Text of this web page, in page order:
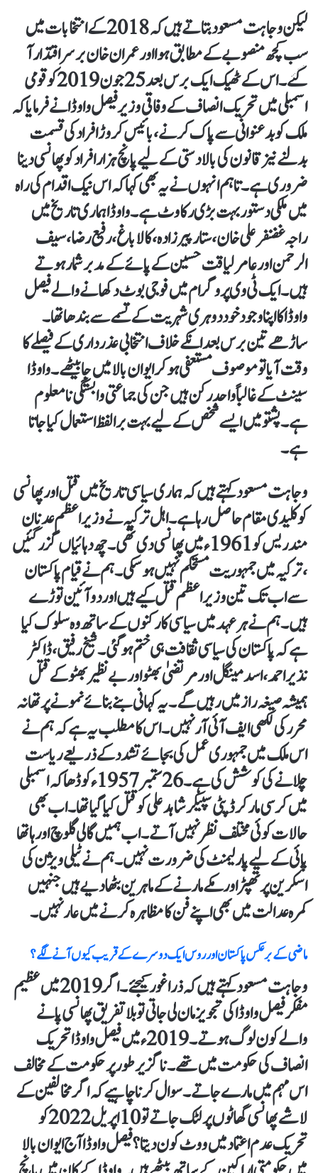
لیکن وجاہت مسعود بتاتے ہیں کہ 2018 کے انتخابات میں
سب کچھ منصوبے کے مطابق ہوا اور عمران خان برسر اقتدار آ
گئے۔ اس کے ٹھیک ایک برس بعد 25 جون 2019 کو قومی
اسمبلی میں تحریک انصاف کے وفاقی وزیر فیصل واوڈا نے فرمایا کہ
ملک کو بدعنوانی سے پاک کرنے، بائیس کروڑ افراد کی قسمت
بدلنے نیز قانون کی بالادستی کے لیے پانچ ہزار افراد کو پھانسی دینا
ضروری ہے۔ تاہم انہوں نے یہ بھی کہا کہ اس نیک اقدام کی راہ
میں ملکی دستور بہت بڑی رکاوٹ ہے۔ واوڈا ہماری تاریخ میں
راجہ غضنفر علی خان ،ستار پیرزادہ، کالا باغ ،رفیع رضا ، سیف
الرحمن اور عامر لیاقت حسین کے پائے کے مدبر شمار ہوتے
ہیں۔ ایک ٹی وی پروگرام میں فوجی بوٹ دکھانے والے فیصل
واوڈا کا اپنا وجود خود دوہری شہریت کے تسمے سے بندھا تھا۔
ساڑھے تین برس بعد انکے خلاف انتخابی عذرداری کے فیصلے کا
وقت آیا تو موصوف مستعفی ہوکر ایوان بالا میں جا بیٹھے۔ واوڈا
سینٹ کے غالباً واحد رکن ہیں جن کی جماعتی وابستگی نامعلوم
ہے۔ پشتو میں ایسے شخص کے لیے بہت برا لفظ استعمال کیا جاتا
ہے۔
وجاہت مسعود کہتے ہیں کہ ہماری سیاسی تاریخ میں قتل اور پھانسی
کو کلیدی مقام حاصل رہا ہے۔ اہل ترکیہ نے وزیراعظم عدنان
مندریس کو 1961 ء میں پھانسی دی تھی۔ چھ دہائیاں گزر گئیں
، ترکیہ میں جمہوریت مستحکم نہیں ہو سکی۔ ہم نے قیام پاکستان
سے اب تک تین وزیراعظم قتل کیے ہیں اور دو آئین توڑے
ہیں۔ ہم نے ہر عہد میں سیاسی کارکنوں کے ساتھ وہ سلوک کیا
ہے کہ پاکستان کی سیاسی ثقافت ہی ختم ہو گئی۔ شیخ رفیق ، ڈاکٹر
نذیر احمد ، اسد مینگل اور مرتضیٰ بھٹو اور بے نظیر بھٹو کے قتل
ہمیشہ صیغہ راز میں رہیں گے۔ یہ کہانی بنے بنائے نمونے پر تھانہ
محرر کی لکھی ایف آئی آر نہیں ۔ اس کا مطلب یہ ہے کہ ہم نے
اس ملک میں جمہوری عمل کی بجائے تشدد کے ذریعے ریاست
چلانے کی کوشش کی ہے۔ 26 ستمبر 1957 ء کو ڈھاکہ اسمبلی
میں کرسی مار کر ڈپٹی سپیکر شاہد علی کو قتل کیا گیا تھا۔ اب بھی
حالات کوئی مختلف نظر نہیں آتے۔ اب ہمیں گالی گلوچ اور ہاتھا
پائی کے لیے پارلیمنٹ کی ضرورت نہیں۔ ہم نے ٹیلی ویژن کی
اسکرین پر تھپڑ اور مکے مارنے کے ماہرین بٹھا دیے ہیں جنہیں
کمرہ عدالت میں بھی اپنے فن کا مظاہرہ کرنے میں عار نہیں۔
ماضی کے برعکس پاکستان اور روس ایک دوسرے کے قریب کیوں آنے لگے؟
وجاہت مسعود کہتے ہیں کہ ذرا غور کیجئے۔ اگر 2019 میں عظیم
مفکر فیصل واوڈا کی تجویز مان لی جاتی تو بلاتفریق پھانسی پانے
والے کون لوگ ہوتے۔ 2019 ء میں فیصل واوڈا تحریک
انصاف کی حکومت میں تھے۔ ناگزیر طور پر حکومت کے مخالف
اس مہم میں مارے جاتے۔ سوال کرنا چاہیے کہ اگر مخالفین کے
لاشے پھانسی گھاٹوں پر لٹک جاتے تو 10 اپریل 2022 کو
تحریک عدم اعتماد میں ووٹ کون دیتا؟ فیصل واوڈا آج ایوان بالا